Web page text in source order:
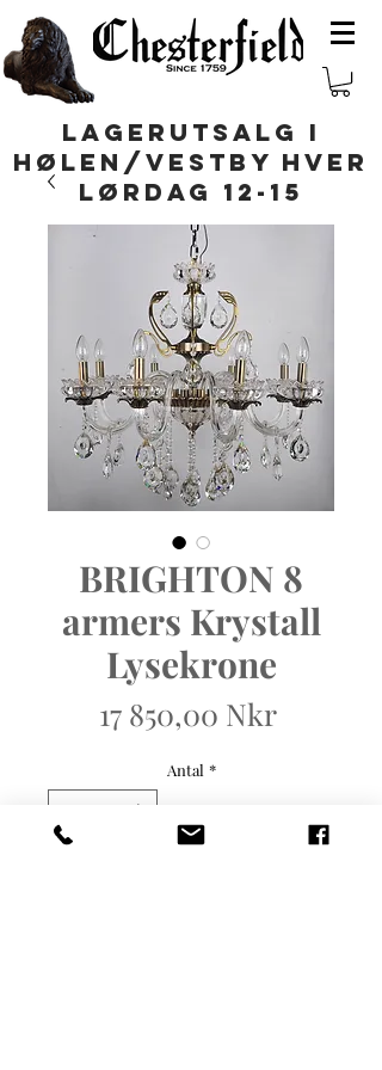
LAGERUTSALG I
HØLEN/VESTBY HVER
LØRDAG 12-15
BRIGHTON 8
armers Krystall
Lysekrone
17 850,00 NkrPris
Antal *